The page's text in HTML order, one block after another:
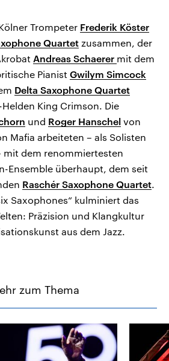
Trompeter Frederik Köster
Quartet zusammen, der
Andreas Schaerer mit dem
Pianist Gwilym Simcock
Delta Saxophone Quartet
King Crimson. Die
und Roger Hanschel von
Mafia arbeiteten – als Solisten
mit dem renommiertesten
Ensemble überhaupt, dem seit
Raschér Saxophone Quartet.
Saxophones“ kulminiert das
Präzision und Klangkultur
aus dem Jazz.
zum Thema